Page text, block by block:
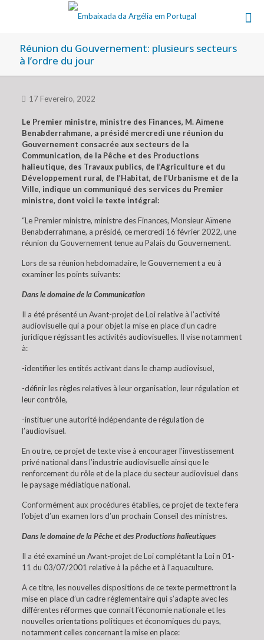
Réunion du Gouvernement: plusieurs secteurs
à l’ordre du jour
17 Fevereiro, 2022
Le Premier ministre, ministre des Finances, M. Aïmene
Benabderrahmane, a présidé mercredi une réunion du
Gouvernement consacrée aux secteurs de la
Communication, de la Pêche et des Productions
halieutique, des Travaux publics, de l’Agriculture et du
Développement rural, de l’Habitat, de l’Urbanisme et de la
Ville, indique un communiqué des services du Premier
ministre, dont voici le texte intégral:
“Le Premier ministre, ministre des Finances, Monsieur Aïmene
Benabderrahmane, a présidé, ce mercredi 16 février 2022, une
réunion du Gouvernement tenue au Palais du Gouvernement.
Lors de sa réunion hebdomadaire, le Gouvernement a eu à
examiner les points suivants:
Dans le domaine de la Communication
Il a été présenté un Avant-projet de Loi relative à l’activité
audiovisuelle qui a pour objet la mise en place d’un cadre
juridique régissant les activités audiovisuelles. Il vise notamment
à:
-identifier les entités activant dans le champ audiovisuel,
-définir les règles relatives à leur organisation, leur régulation et
leur contrôle,
-instituer une autorité indépendante de régulation de
l’audiovisuel.
En outre, ce projet de texte vise à encourager l’investissement
privé national dans l’industrie audiovisuelle ainsi que le
renforcement du rôle et de la place du secteur audiovisuel dans
le paysage médiatique national.
Conformément aux procédures établies, ce projet de texte fera
l’objet d’un examen lors d’un prochain Conseil des ministres.
Dans le domaine de la Pêche et des Productions halieutiques
Il a été examiné un Avant-projet de Loi complétant la Loi n 01-
11 du 03/07/2001 relative à la pêche et à l’aquaculture.
A ce titre, les nouvelles dispositions de ce texte permettront la
mise en place d’un cadre réglementaire qui s’adapte avec les
différentes réformes que connait l’économie nationale et les
nouvelles orientations politiques et économiques du pays,
notamment celles concernant la mise en place: